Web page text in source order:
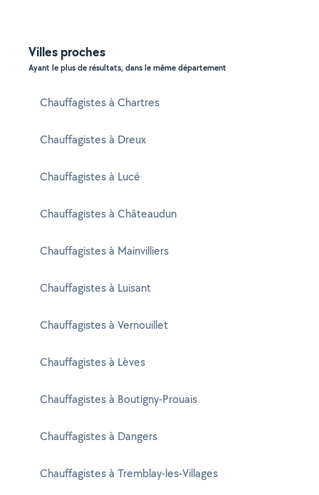
Villes proches
Ayant le plus de résultats, dans le même département
Chauffagistes à Chartres
Chauffagistes à Dreux
Chauffagistes à Lucé
Chauffagistes à Châteaudun
Chauffagistes à Mainvilliers
Chauffagistes à Luisant
Chauffagistes à Vernouillet
Chauffagistes à Lèves
Chauffagistes à Boutigny-Prouais
Chauffagistes à Dangers
Chauffagistes à Tremblay-les-Villages